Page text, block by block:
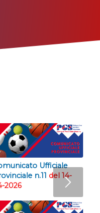
Ufficiale
n.11 del 14-
2026